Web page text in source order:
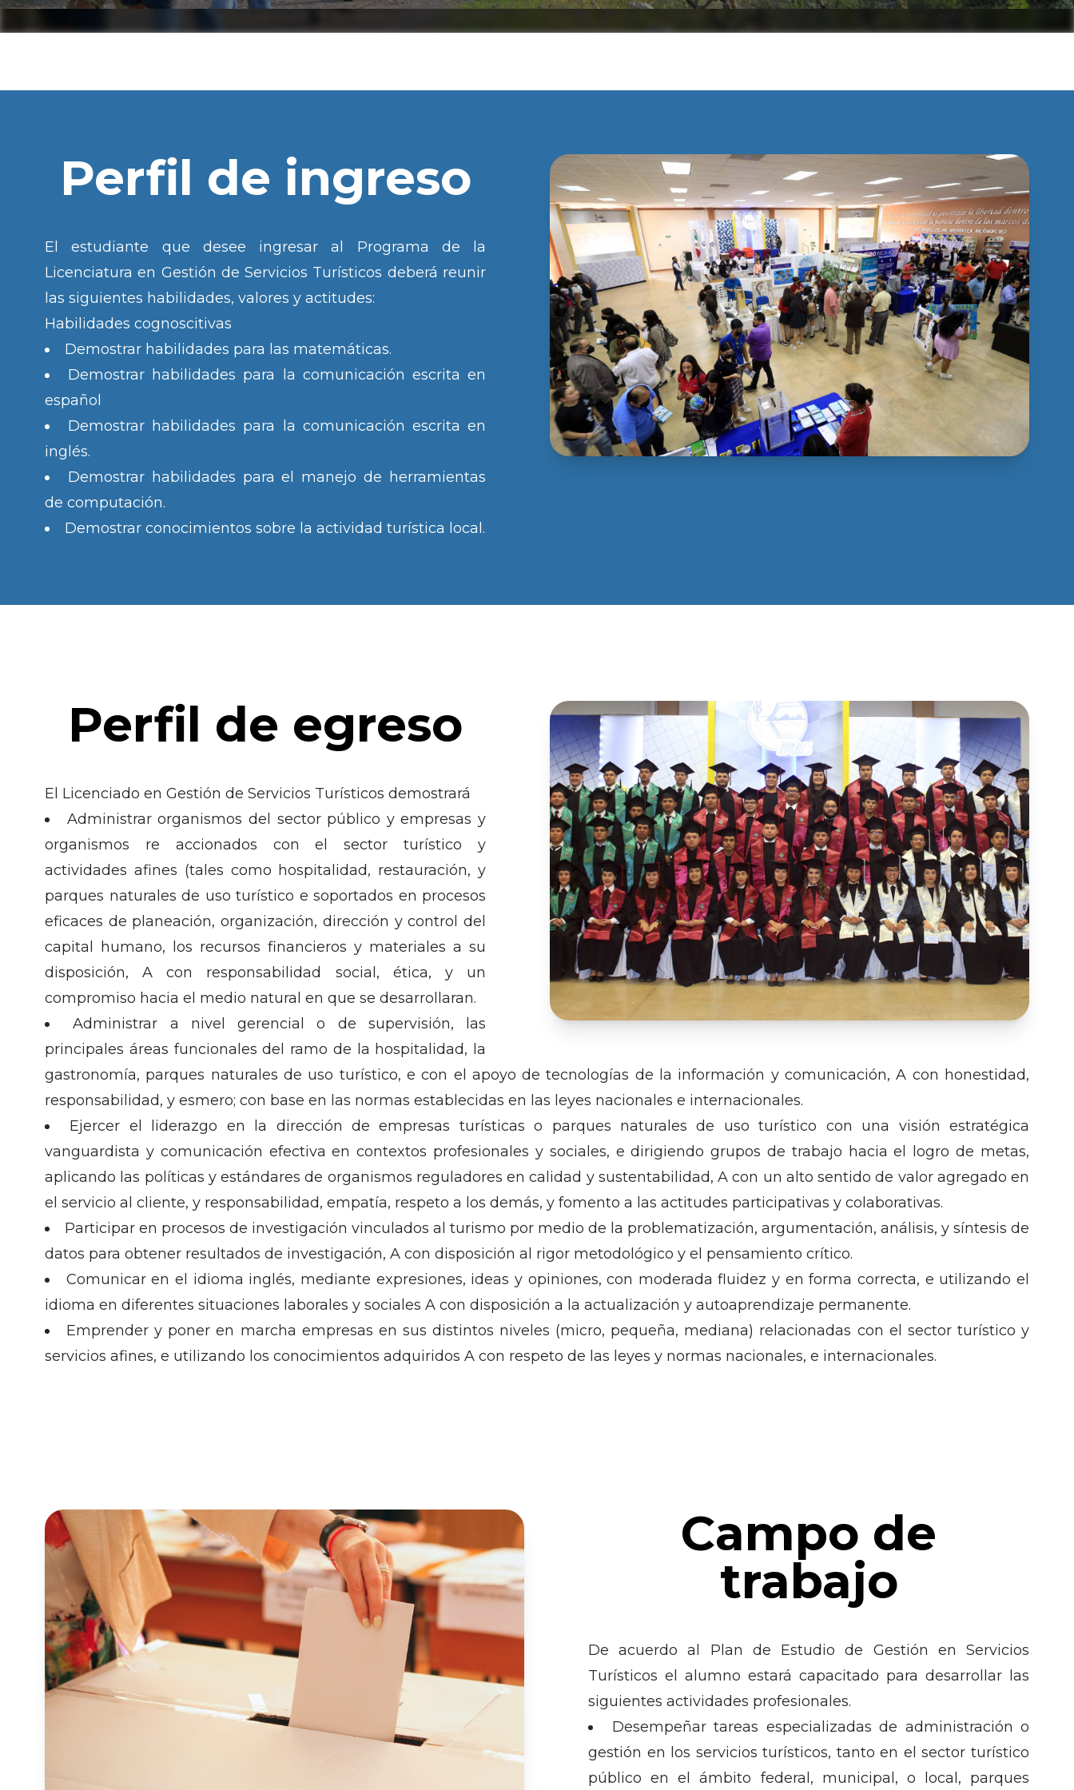
Perfil de ingreso
El estudiante que desee ingresar al Programa de la
Licenciatura en Gestión de Servicios Turísticos deberá reunir
las siguientes habilidades, valores y actitudes:
Habilidades cognoscitivas
Demostrar habilidades para las matemáticas.
Demostrar habilidades para la comunicación escrita en
español
Demostrar habilidades para la comunicación escrita en
inglés.
Demostrar habilidades para el manejo de herramientas
de computación.
Demostrar conocimientos sobre la actividad turística local.
Perfil de egreso
El Licenciado en Gestión de Servicios Turísticos demostrará
Administrar organismos del sector público y empresas y
organismos re accionados con el sector turístico y
actividades afines (tales como hospitalidad, restauración, y
parques naturales de uso turístico e soportados en procesos
eficaces de planeación, organización, dirección y control del
capital humano, los recursos financieros y materiales a su
disposición, A con responsabilidad social, ética, y un
compromiso hacia el medio natural en que se desarrollaran.
Administrar a nivel gerencial o de supervisión, las
principales áreas funcionales del ramo de la hospitalidad, la
gastronomía, parques naturales de uso turístico, e con el apoyo de tecnologías de la información y comunicación, A con honestidad,
responsabilidad, y esmero; con base en las normas establecidas en las leyes nacionales e internacionales.
Ejercer el liderazgo en la dirección de empresas turísticas o parques naturales de uso turístico con una visión estratégica
vanguardista y comunicación efectiva en contextos profesionales y sociales, e dirigiendo grupos de trabajo hacia el logro de metas,
aplicando las políticas y estándares de organismos reguladores en calidad y sustentabilidad, A con un alto sentido de valor agregado en
el servicio al cliente, y responsabilidad, empatía, respeto a los demás, y fomento a las actitudes participativas y colaborativas.
Participar en procesos de investigación vinculados al turismo por medio de la problematización, argumentación, análisis, y síntesis de
datos para obtener resultados de investigación, A con disposición al rigor metodológico y el pensamiento crítico.
Comunicar en el idioma inglés, mediante expresiones, ideas y opiniones, con moderada fluidez y en forma correcta, e utilizando el
idioma en diferentes situaciones laborales y sociales A con disposición a la actualización y autoaprendizaje permanente.
Emprender y poner en marcha empresas en sus distintos niveles (micro, pequeña, mediana) relacionadas con el sector turístico y
servicios afines, e utilizando los conocimientos adquiridos A con respeto de las leyes y normas nacionales, e internacionales.
Campo de
trabajo
De acuerdo al Plan de Estudio de Gestión en Servicios
Turísticos el alumno estará capacitado para desarrollar las
siguientes actividades profesionales.
Desempeñar tareas especializadas de administración o
gestión en los servicios turísticos, tanto en el sector turístico
público en el ámbito federal, municipal, o local, parques